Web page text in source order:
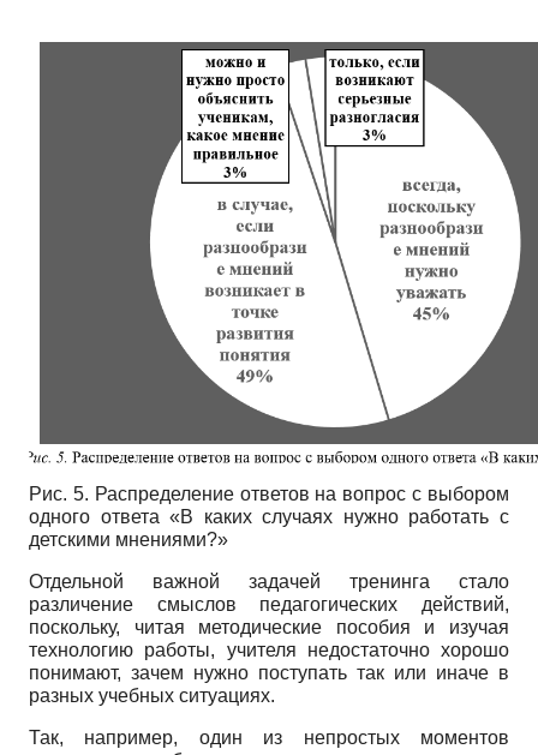
Рис. 5. Распределение ответов на вопрос с выбором
одного ответа «В каких случаях нужно работать с
детскими мнениями?»
Отдельной важной задачей тренинга стало
различение смыслов педагогических действий,
поскольку, читая методические пособия и изучая
технологию работы, учителя недостаточно хорошо
понимают, зачем нужно поступать так или иначе в
разных учебных ситуациях.
Так, например, один из непростых моментов